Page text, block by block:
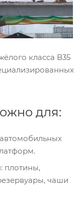
класса B35
для:
плотины,
чаши